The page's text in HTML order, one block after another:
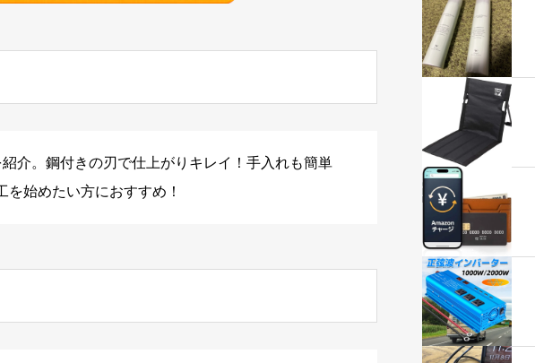
介。鋼付きの刃で仕上がりキレイ！手入れも簡単
始めたい方におすすめ！